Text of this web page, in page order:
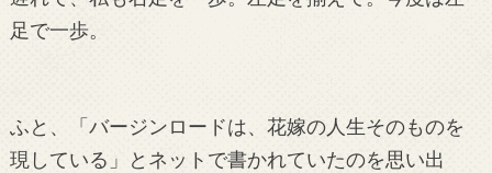
足で一歩。
ふと、「バージンロードは、花嫁の人生そのものを
現している」とネットで書かれていたのを思い出